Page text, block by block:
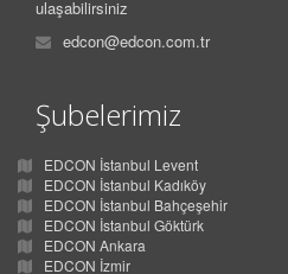
ulaşabilirsiniz
edcon@edcon.com.tr
Şubelerimiz
EDCON İstanbul Levent
EDCON İstanbul Kadıköy
EDCON İstanbul Bahçeşehir
EDCON İstanbul Göktürk
EDCON Ankara
EDCON İzmir